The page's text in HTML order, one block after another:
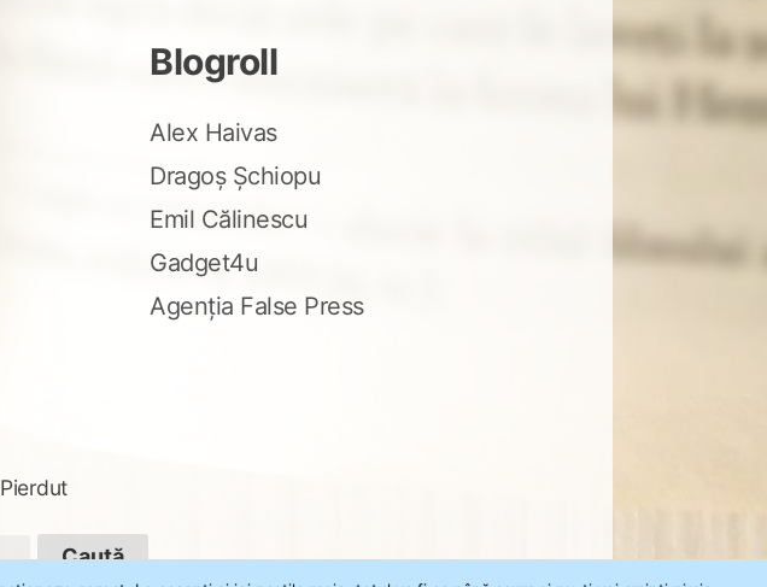
Blogroll
Alex Haivas
Dragoș Șchiopu
Emil Călinescu
Gadget4u
Agenția False Press